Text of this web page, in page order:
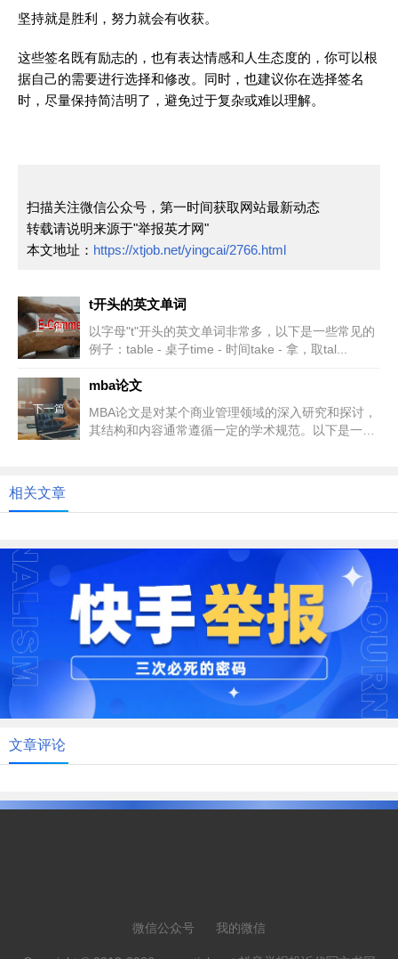
坚持就是胜利，努力就会有收获。
这些签名既有励志的，也有表达情感和人生态度的，你可以根
据自己的需要进行选择和修改。同时，也建议你在选择签名
时，尽量保持简洁明了，避免过于复杂或难以理解。
扫描关注微信公众号，第一时间获取网站最新动态
转载请说明来源于"举报英才网"
本文地址： https://xtjob.net/yingcai/2766.html
上一篇
t开头的英文单词
以字母"t"开头的英文单词非常多，以下是一些常见的
例子：table - 桌子time - 时间take - 拿，取tal...
下一篇
mba论文
MBA论文是对某个商业管理领域的深入研究和探讨，
其结构和内容通常遵循一定的学术规范。以下是一个
相关文章
文章评论
微信公众号 我的微信